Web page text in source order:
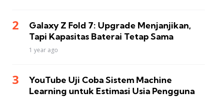
Galaxy Z Fold 7: Upgrade Menjanjikan,
Tapi Kapasitas Baterai Tetap Sama
1 year ago
YouTube Uji Coba Sistem Machine
Learning untuk Estimasi Usia Pengguna